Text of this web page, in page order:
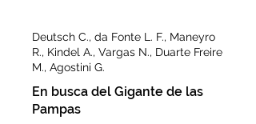
Deutsch C., da Fonte L. F., Maneyro
R., Kindel A., Vargas N., Duarte Freire
M., Agostini G.
En busca del Gigante de las
Pampas